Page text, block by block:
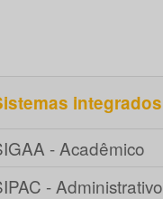
integrados
- Acadêmico
- Administrativo